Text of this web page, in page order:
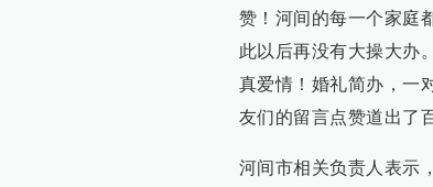
赞！河间的每一个家庭
此以后再没有大操大办
真爱情！婚礼简办，一
友们的留言点赞道出了
河间市相关负责人表示